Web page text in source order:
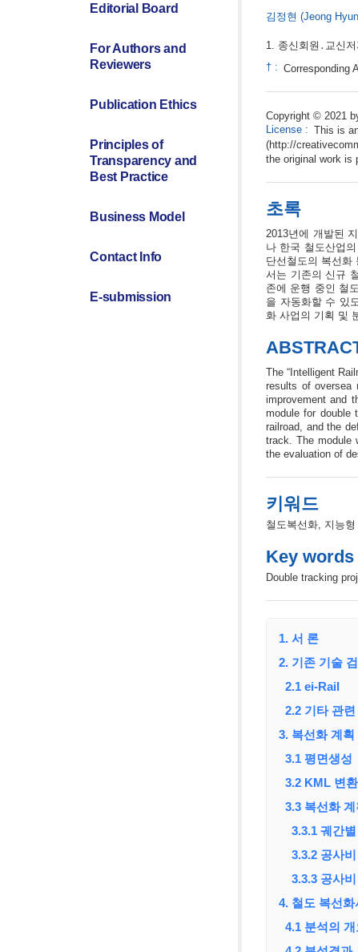
Editorial Board
For Authors and
Reviewers
Publication Ethics
Principles of
Transparency and
Best Practice
Business Model
Contact Info
E-submission
김정현 (Jeong
종신회원․교신
† : Corresponding
Copyright © 2021
License : This is
(http://
the original work is
초록
2013년에 개발된
나 한국 철도산업
단선철도의 복선화
서는 기존의 신규
존에 운행 중인 철
을 자동화할 수 있
화 사업의 기획 및
The “Intelligent
results of oversea
improvement and
module for double
railroad, and the
track. The module
the evaluation of
키워드
철도복선화, 지능
Key words
Double tracking
1. 서 론
2. 기존 기술
2.1 ei-Rail
2.2 기타 관
3. 복선화 계
3.1 평면생성
3.2 KML 변환
3.3 복선화 계
3.3.1 궤간별
3.3.2 공사비
3.3.3 공사비
4. 철도 복선
4.1 분석의 개